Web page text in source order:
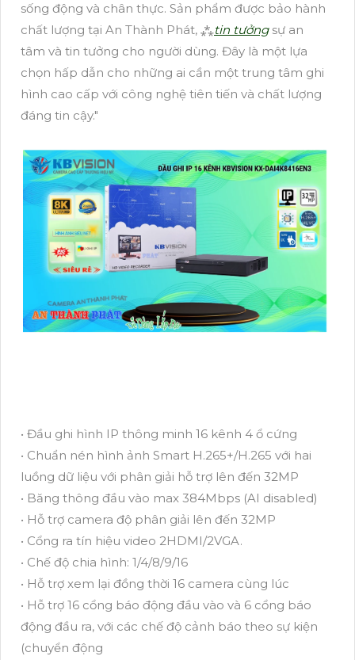
sống động và chân thực. Sản phẩm được bảo hành
chất lượng tại An Thành Phát, ⁂tin tưởngsự an
tâm và tin tưởng cho người dùng. Đây là một lựa
chọn hấp dẫn cho những ai cần một trung tâm ghi
hình cao cấp với công nghệ tiên tiến và chất lượng
đáng tin cậy."
• Đầu ghi hình IP thông minh 16 kênh 4 ổ cứng
• Chuẩn nén hình ảnh Smart H.265+/H.265 với hai
luồng dữ liệu với phân giải hỗ trợ lên đến 32MP
• Băng thông đầu vào max 384Mbps (AI disabled)
• Hỗ trợ camera độ phân giải lên đến 32MP
• Cổng ra tín hiệu video 2HDMI/2VGA.
• Chế độ chia hình: 1/4/8/9/16
• Hỗ trợ xem lại đồng thời 16 camera cùng lúc
• Hỗ trợ 16 cổng báo động đầu vào và 6 cổng báo
động đầu ra, với các chế độ cảnh báo theo sự kiện
(chuyển động